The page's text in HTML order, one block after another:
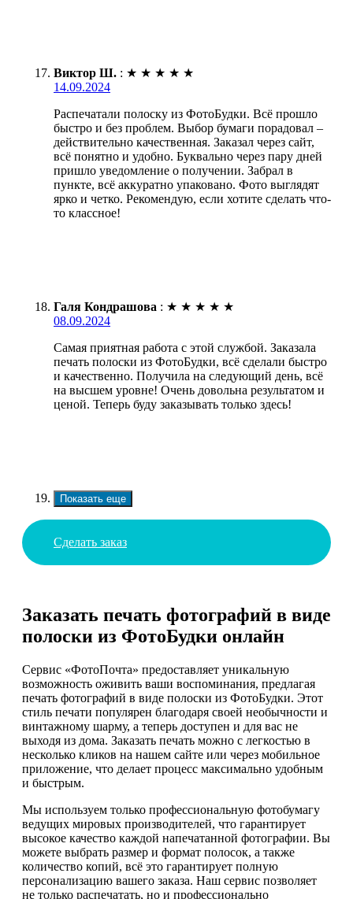
Виктор Ш. : ★ ★ ★ ★ ★
14.09.2024
Распечатали полоску из ФотоБудки. Всё прошло
быстро и без проблем. Выбор бумаги порадовал –
действительно качественная. Заказал через сайт,
всё понятно и удобно. Буквально через пару дней
пришло уведомление о получении. Забрал в
пункте, всё аккуратно упаковано. Фото выглядят
ярко и четко. Рекомендую, если хотите сделать что-
то классное!
Галя Кондрашова : ★ ★ ★ ★ ★
08.09.2024
Самая приятная работа с этой службой. Заказала
печать полоски из ФотоБудки, всё сделали быстро
и качественно. Получила на следующий день, всё
на высшем уровне! Очень довольна результатом и
ценой. Теперь буду заказывать только здесь!
Показать еще
Сделать заказ
Заказать печать фотографий в виде
полоски из ФотоБудки онлайн
Сервис «ФотоПочта» предоставляет уникальную
возможность оживить ваши воспоминания, предлагая
печать фотографий в виде полоски из ФотоБудки. Этот
стиль печати популярен благодаря своей необычности и
винтажному шарму, а теперь доступен и для вас не
выходя из дома. Заказать печать можно с легкостью в
несколько кликов на нашем сайте или через мобильное
приложение, что делает процесс максимально удобным
и быстрым.
Мы используем только профессиональную фотобумагу
ведущих мировых производителей, что гарантирует
высокое качество каждой напечатанной фотографии. Вы
можете выбрать размер и формат полосок, а также
количество копий, всё это гарантирует полную
персонализацию вашего заказа. Наш сервис позволяет
не только распечатать, но и профессионально